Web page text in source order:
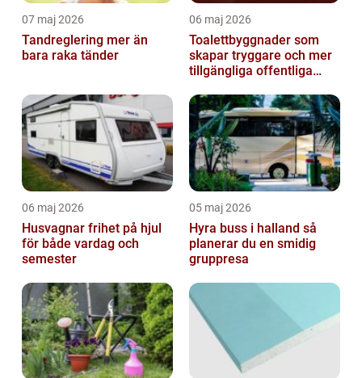
07 maj 2026
Tandreglering mer än
bara raka tänder
06 maj 2026
Toalettbyggnader som
skapar tryggare och mer
tillgängliga offentliga
06 maj 2026
Husvagnar frihet på hjul
för både vardag och
semester
05 maj 2026
Hyra buss i halland så
planerar du en smidig
gruppresa